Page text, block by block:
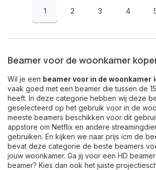
1 2 3 4
Beamer voor de woonkamer
Wil je een beamer voor in de woonkamer
vaak goed met een beamer die tussen de
heeft. In deze categorie hebben wij deze
geselecteerd op het gebruik voor in de
meeste beamers beschikken voor dit
appstore om Netflix en andere
gebruiken. En kijken we naar prijs icm de
bevat deze categorie de beste beamers
jouw woonkamer. Ga jij voor een HD
beamer? Kies dan ook het juiste